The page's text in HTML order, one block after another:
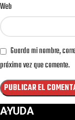
Web
Guarda mi nombre,
próxima vez que comente.
AYUDA